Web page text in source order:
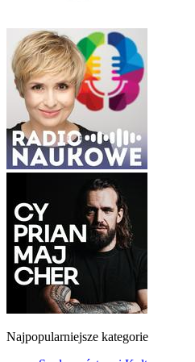
Najpopularniejsze kategorie